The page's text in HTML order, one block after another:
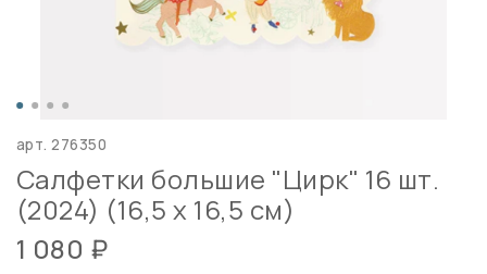
арт.276350
Салфетки большие "Цирк" 16 шт.
(2024) (16,5 х 16,5 см)
1 080 ₽